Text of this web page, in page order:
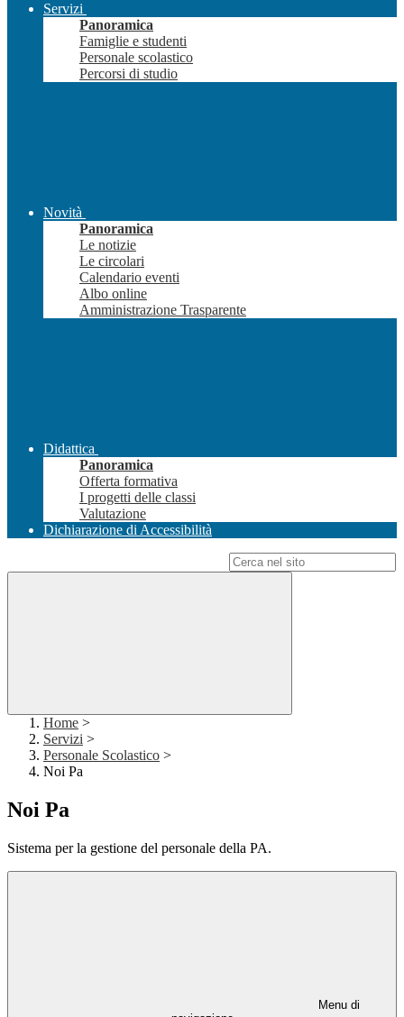
Servizi
Panoramica
Famiglie e studenti
Personale scolastico
Percorsi di studio
Novità
Panoramica
Le notizie
Le circolari
Calendario eventi
Albo online
Amministrazione Trasparente
Didattica
Panoramica
Offerta formativa
I progetti delle classi
Valutazione
Dichiarazione di Accessibilità
Home >
Servizi >
Personale Scolastico >
Noi Pa
Noi Pa
Sistema per la gestione del personale della PA.
Menu di